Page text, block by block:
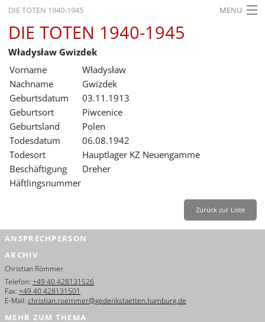
DIE TOTEN 1940-1945 MENU
STARTSEITE
AKTUELLES
AUSSTELLUNGEN
GESCHICHTE
BILDUNG
FORSCHUNG
SERVICE
Français
Leichte Sprache
DIE TOTEN 1940-1945
Władysław Gwizdek
Vorname
Władysław
Nachname
Gwizdek
Geburtsdatum
03.11.1913
Geburtsort
Piwcenice
Geburtsland
Polen
Todesdatum
06.08.1942
Todesort
Hauptlager KZ Neuengamme
Beschäftigung
Dreher
Häftlingsnummer
Zurück zur Liste
ANSPRECHPERSON
ARCHIV
Christian Römmer
Telefon: +49 40 428131526
Fax: +49 40 428131501
E-Mail: christian.roemmer@gedenkstaetten.hamburg.de
MEHR ZUM THEMA